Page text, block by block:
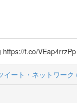
t.co/
イート・ネットワーク